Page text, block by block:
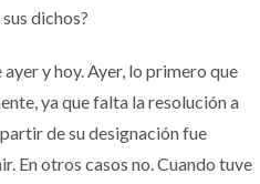
dichos?
y hoy. Ayer, lo primero que
ya que falta la resolución a
de su designación fue
En otros casos no. Cuando tuve